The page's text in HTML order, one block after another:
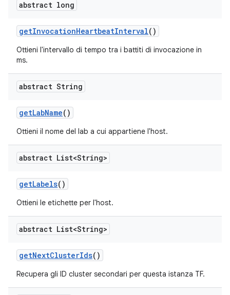
abstract long
getInvocationHeartbeatInterval()
Ottieni l'intervallo di tempo tra i battiti di invocazione in
ms.
abstract String
getLabName()
Ottieni il nome del lab a cui appartiene l'host.
abstract List<String>
getLabels()
Ottieni le etichette per l'host.
abstract List<String>
getNextClusterIds()
Recupera gli ID cluster secondari per questa istanza TF.